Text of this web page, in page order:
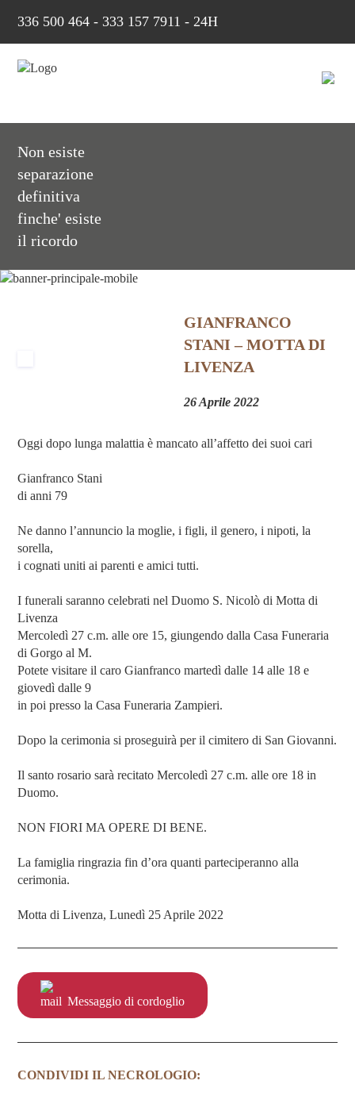
336 500 464 - 333 157 7911 - 24H
Non esiste
separazione
definitiva
finche' esiste
il ricordo
GIANFRANCO
STANI – MOTTA DI
LIVENZA
26 Aprile 2022
Oggi dopo lunga malattia è mancato all’affetto dei suoi cari
Gianfranco Stani
di anni 79
Ne danno l’annuncio la moglie, i figli, il genero, i nipoti, la
sorella,
i cognati uniti ai parenti e amici tutti.
I funerali saranno celebrati nel Duomo S. Nicolò di Motta di
Livenza
Mercoledì 27 c.m. alle ore 15, giungendo dalla Casa Funeraria
di Gorgo al M.
Potete visitare il caro Gianfranco martedì dalle 14 alle 18 e
giovedì dalle 9
in poi presso la Casa Funeraria Zampieri.
Dopo la cerimonia si proseguirà per il cimitero di San Giovanni.
Il santo rosario sarà recitato Mercoledì 27 c.m. alle ore 18 in
Duomo.
NON FIORI MA OPERE DI BENE.
La famiglia ringrazia fin d’ora quanti parteciperanno alla
cerimonia.
Motta di Livenza, Lunedì 25 Aprile 2022
Messaggio di cordoglio
CONDIVIDI IL NECROLOGIO: